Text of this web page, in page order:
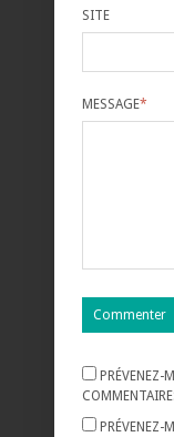
SITE
MESSAGE*
PRÉVENEZ-
PRÉVENEZ-